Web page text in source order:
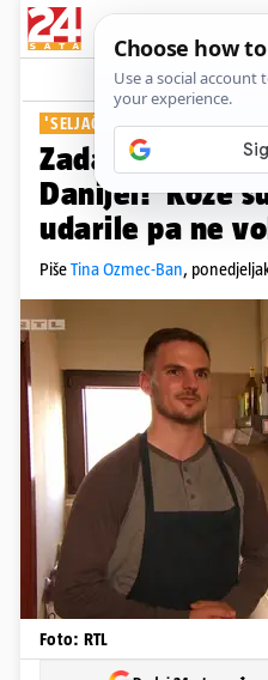
'SELJAČKI SASTOJCI'
Zadarsku
Danijel! 'Koze
udarile pa ne
PišeTina Ozmec-Ban,
Foto: RTL